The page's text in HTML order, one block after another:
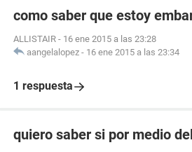
como saber que estoy
ALLISTAIR - 16 ene 2015 a las 23:28
aangelalopez - 16 ene 2015 a las 23:34
1 respuesta
quiero saber si por medio